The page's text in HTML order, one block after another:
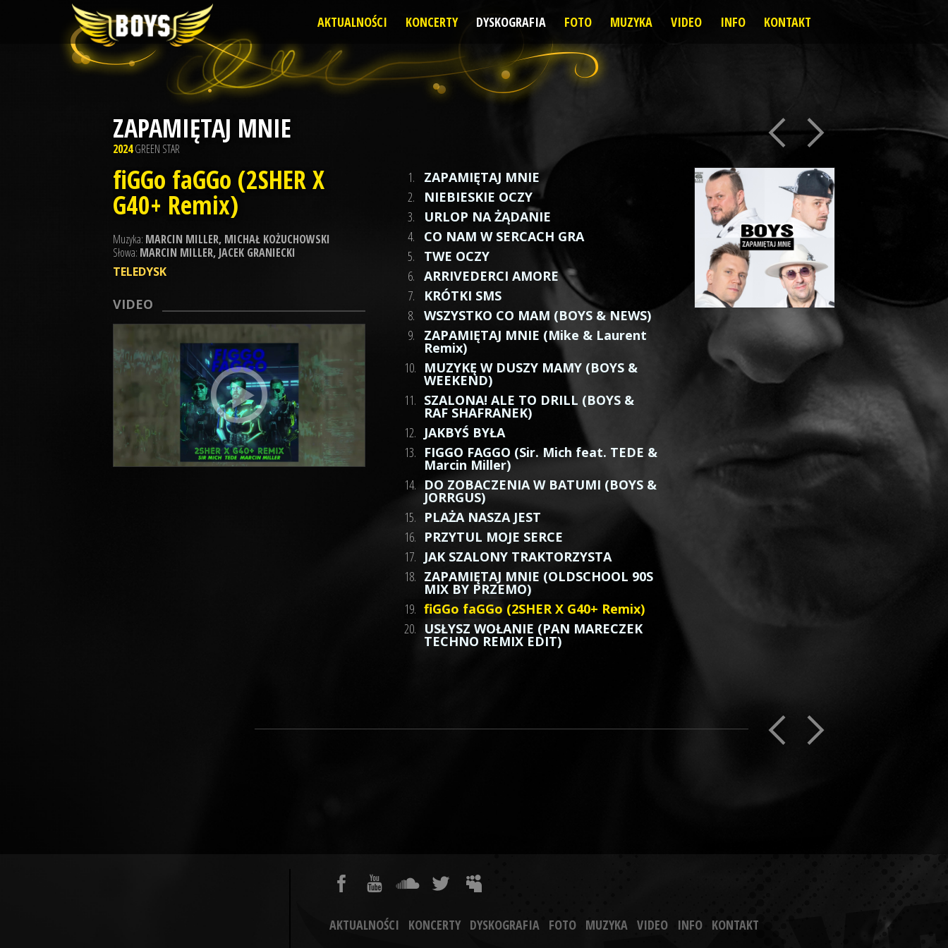
AKTUALNOŚCI KONCERTY DYSKOGRAFIA FOTO MUZYKA VIDEO INFO KONTAKT
ZAPAMIĘTAJ MNIE
2024GREEN STAR
fiGGo faGGo (2SHER X
G40+ Remix)
Muzyka: MARCIN MILLER, MICHAŁ KOŻUCHOWSKI
Słowa: MARCIN MILLER, JACEK GRANIECKI
TELEDYSK
VIDEO
1.
ZAPAMIĘTAJ MNIE
2.
NIEBIESKIE OCZY
3.
URLOP NA ŻĄDANIE
4.
CO NAM W SERCACH GRA
5.
TWE OCZY
6.
ARRIVEDERCI AMORE
7.
KRÓTKI SMS
8.
WSZYSTKO CO MAM (BOYS & NEWS)
9.
ZAPAMIĘTAJ MNIE (Mike & Laurent
Remix)
10. MUZYKĘ W DUSZY MAMY (BOYS &
WEEKEND)
11. SZALONA! ALE TO DRILL (BOYS &
RAF SHAFRANEK)
12. JAKBYŚ BYŁA
13. FIGGO FAGGO (Sir. Mich feat. TEDE &
Marcin Miller)
14. DO ZOBACZENIA W BATUMI (BOYS &
JORRGUS)
15. PLAŻA NASZA JEST
16. PRZYTUL MOJE SERCE
17. JAK SZALONY TRAKTORZYSTA
18. ZAPAMIĘTAJ MNIE (OLDSCHOOL 90S
MIX BY PRZEMO)
19. fiGGo faGGo (2SHER X G40+ Remix)
20. USŁYSZ WOŁANIE (PAN MARECZEK
TECHNO REMIX EDIT)
AKTUALNOŚCI KONCERTY DYSKOGRAFIA FOTO MUZYKA VIDEO INFO KONTAKT